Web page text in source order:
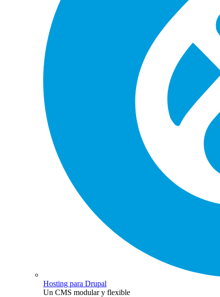
Hosting para Drupal
Un CMS modular y flexible